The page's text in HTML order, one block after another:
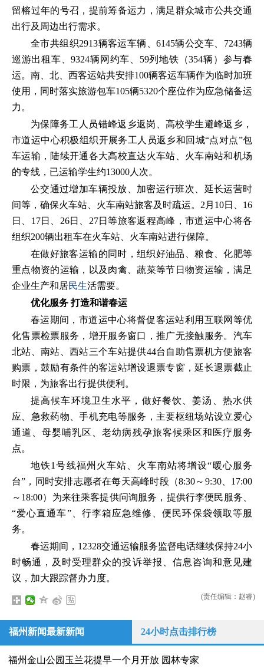
留榕过年的号召，提前筹备运力，满足群众城市公共交通
出行及周边出行需求。
全市共组织2913辆客运车辆、6145辆公交车、7243辆
巡游出租车、9324辆网约车、59列地铁（354辆）参与春
运。南、北、西客运站共安排100辆客运车辆作为临时加班
使用，同时落实旅游包车105辆5320个座位作为应急储备运
力。
为保障务工人员错峰返乡返岗、高校学生避峰返乡，
市道运中心积极组织开展务工人员返乡和回城“点对点”包
车运输，陆续开通各大高校直达火车站、火车南站和机场
的专线，已运输学生约13000人次。
公交通过增加车辆投放、加密运行班次、延长运营时
间等，确保火车站、火车南站旅客及时疏运。2月10日、16
日、17日、26日、27日等旅客返程高峰，市道运中心将各
组织200辆出租车在火车站、火车南站进行保障。
在做好旅客运输的同时，组织好油品、粮食、化肥等
重点物资的运输，以及肉禽、蔬菜等节日物资运输，满足
企业生产和居民生活需要。
优化服务 打造和谐春运
春运期间，市道运中心将督促客运站利用互联网等优
化售票检票服务，增开服务窗口，推广无接触服务。汽车
北站、南站、西站三个车站提供44台自助售票机方便旅客
购票，鼓励有条件的客运站增设退票专窗，延长退票截止
时限，为旅客出行提供便利。
提高候车环境卫生水平，做好餐饮、姜汤、热水供
应、急救药物、手机充电等服务，主要枢纽场站设立爱心
通道、母婴哺乳区、老幼病残孕旅客候乘区和医疗服务
点。
地铁1号线福州火车站、火车南站将增设“暖心服务
台”，同时安排志愿者在每天高峰时段（8:30～9:30、17:00
～18:00）为来往乘客提供问询服务，提供行李便民服务、
“爱心直通车”、行李箱应急维修、便民环保袋领取等服
务。
春运期间，12328交通运输服务监督电话继续保持24小
时畅通，及时受理群众的投诉举报、信息咨询和意见建
议，加大跟踪督办力度。
(责任编辑：赵睿)
福州新闻最新新闻 24小时点击排行榜
福州金山公园玉兰花提早一个月开放 园林专家